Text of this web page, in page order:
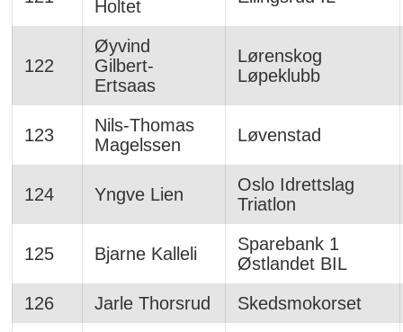
Holtet
122
Øyvind
Gilbert-
Ertsaas
Lørenskog
Løpeklubb
123
Nils-Thomas
Magelssen
Løvenstad
124 Yngve Lien
Oslo Idrettslag
Triatlon
125 Bjarne Kalleli
Sparebank 1
Østlandet BIL
126
Jarle Thorsrud Skedsmokorset